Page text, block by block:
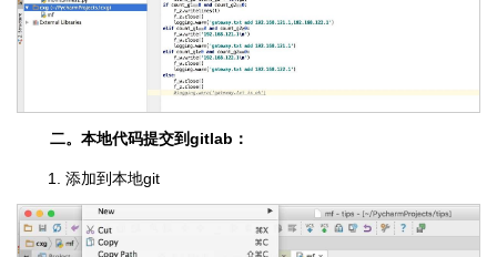
二。本地代码提交到gitlab：
1. 添加到本地git